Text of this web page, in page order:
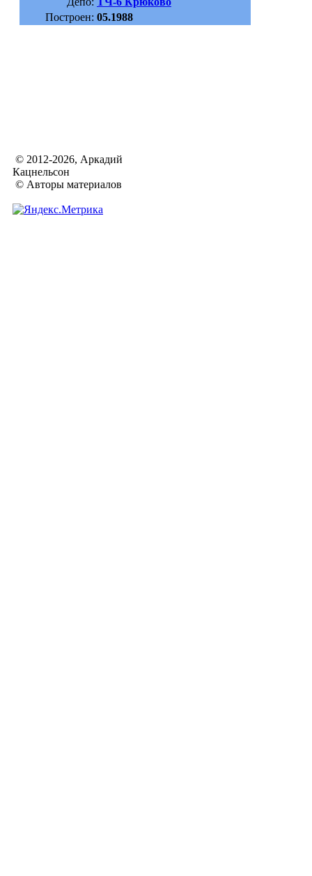
Построен: 05.1988
© 2012-2026, Аркадий
Кацнельсон
© Авторы материалов